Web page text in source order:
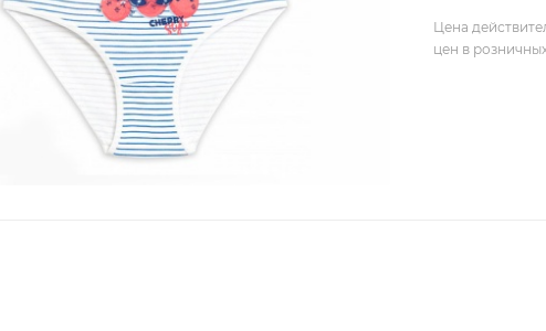
Цена
цен в